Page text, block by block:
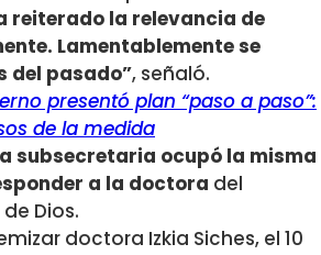
reiterado la relevancia de
Lamentablemente se
del pasado”, señaló.
presentó plan “paso a paso”:
de la medida
subsecretaria ocupó la misma
a la doctora del
Dios.
doctora Izkia Siches, el 10